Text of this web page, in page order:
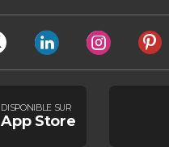
DISPONIBLE SUR
App Store